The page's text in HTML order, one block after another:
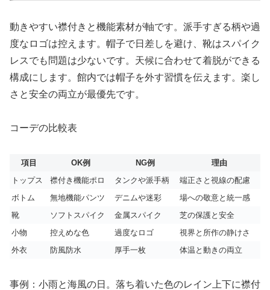
動きやすい襟付きと機能素材が軸です。派手すぎる柄や過
度なロゴは控えます。帽子で日差しを避け、靴はスパイク
レスでも問題は少ないです。天候に合わせて着脱ができる
構成にします。館内では帽子を外す習慣を伝えます。楽し
さと安全の両立が最優先です。
コーデの比較表
項目 OK例 NG例
理由
トップス
襟付き機能ポロ タンクや派手柄
端正さと視線の配慮
ボトム
無地機能パンツ デニムや迷彩
場への敬意と統一感
靴
ソフトスパイク 金属スパイク
芝の保護と安全
小物
控えめな色 過度なロゴ
視界と所作の静けさ
外衣
防風防水 厚手一枚 体温と動きの両立
事例：小雨と海風の日。落ち着いた色のレイン上下に襟付